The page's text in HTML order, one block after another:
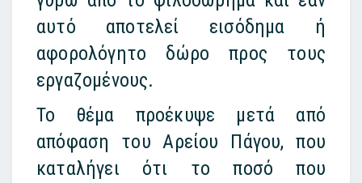
αυτό αποτελεί εισόδημα ή
αφορολόγητο δώρο προς τους
εργαζομένους.
Το θέμα προέκυψε μετά από
απόφαση του Αρείου Πάγου, που
καταλήγει ότι το ποσό που